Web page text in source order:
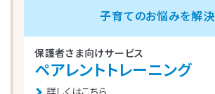
子育てのお悩みを解決
保護者さま向けサービス
ペアレントトレーニング
詳しくはこちら